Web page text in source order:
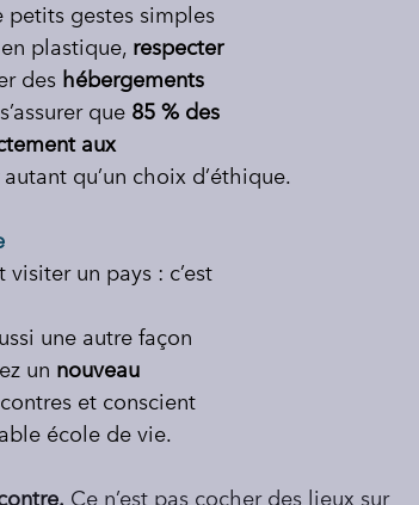
petits gestes simples
plastique, respecter
des hébergements
que 85 % des
aux
qu’un choix d’éthique.
un pays : c’est
une autre façon
un nouveau
et conscient
école de vie.
Ce n’est pas cocher des lieux sur